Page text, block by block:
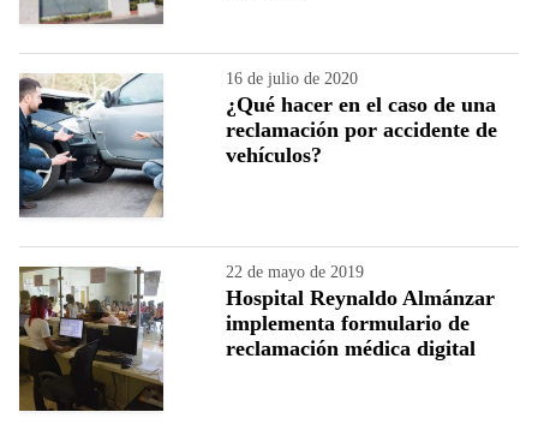
16 de julio de 2020
¿Qué hacer en el caso de una
reclamación por accidente de
vehículos?
22 de mayo de 2019
Hospital Reynaldo Almánzar
implementa formulario de
reclamación médica digital